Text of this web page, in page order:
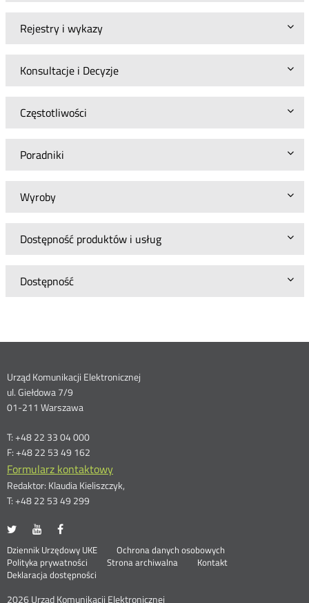
Rejestry i wykazy
Konsultacje i Decyzje
Częstotliwości
Poradniki
Wyroby
Dostępność produktów i usług
Dostępność
Dane
kontaktowe
Urząd Komunikacji Elektronicznej
ul. Giełdowa 7/9
01-211 Warszawa
T: +48 22 33 04 000
F: +48 22 53 49 162
Formularz kontaktowy
Redaktor: Klaudia Kieliszczyk,
T: +48 22 53 49 299
UKE
portalu
Twitter
Otwórz
nowym
oknie
UKE
portalu
Youtube
Otwórz
nowym
oknie
portalu
Facebook
nowym
oknie
Stopka
menu
Dziennik Urzędowy UKE Otwórz
Ochrona danych osobowych
Polityka prywatności
Otwórz
w
Strona archiwalna
Kontakt
Deklaracja dostępności
2026 Urząd Komunikacji Elektronicznej